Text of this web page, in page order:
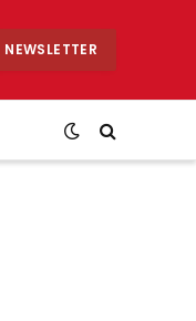
NEWSLETTER